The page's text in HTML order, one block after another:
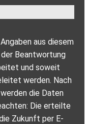
aus diesem
Beantwortung
und soweit
werden. Nach
die Daten
Die erteilte
Zukunft per E-